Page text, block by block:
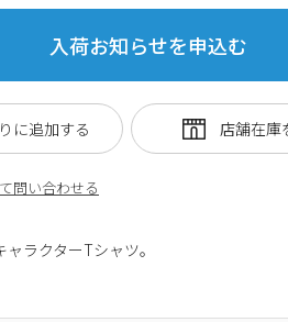
入荷お知らせを申込む
問い合わせる
に追加する
ラクターTシャツ。